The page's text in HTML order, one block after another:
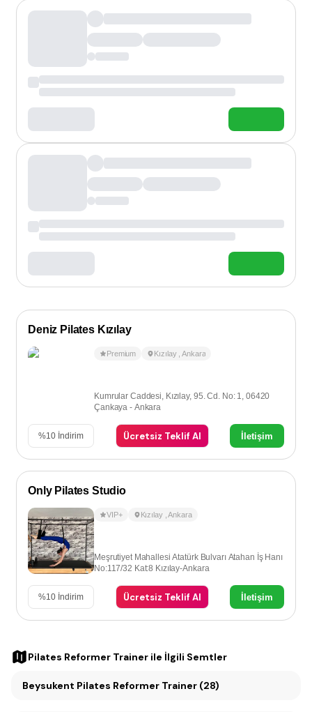
Deniz Pilates Kızılay
Premium Kızılay ,Ankara
Kumrular Caddesi, Kızılay, 95. Cd. No: 1, 06420
Çankaya - Ankara
%10 İndirim Ücretsiz Teklif Al İletişim
Only Pilates Studio
VIP+ Kızılay ,Ankara
Meşrutiyet Mahallesi Atatürk Bulvarı Atahan İş Hanı
No:117/32 Kat:8 Kızılay-Ankara
%10 İndirim Ücretsiz Teklif Al İletişim
Pilates Reformer Trainer ile İlgili Semtler
Beysukent Pilates Reformer Trainer (28)